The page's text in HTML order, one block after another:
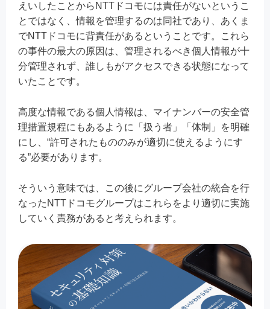
えいしたことからNTTドコモには責任がないというこ
とではなく、情報を管理するのは同社であり、あくま
でNTTドコモに背責任があるということです。これら
の事件の最大の原因は、管理されるべき個人情報が十
分管理されず、誰しもがアクセスできる状態になって
いたことです。
高度な情報である個人情報は、マイナンバーの安全管
理措置規程にもあるように「扱う者」「体制」を明確
にし、“許可されたもののみが適切に使えるようにす
る”必要があります。
そういう意味では、この後にグループ会社の統合を行
なったNTTドコモグループはこれらをより適切に実施
していく責務があると考えられます。